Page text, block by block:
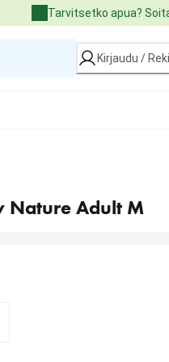
Tarvitsetko apua?
Kirjaudu /
Nature Adult M